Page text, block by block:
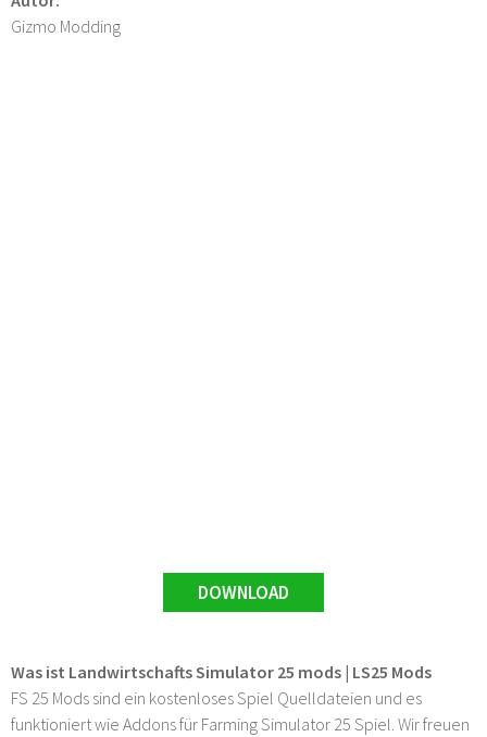
Gizmo Modding
DOWNLOAD
Was ist Landwirtschafts Simulator 25 mods | LS25 Mods
FS 25 Mods sind ein kostenloses Spiel Quelldateien und es
funktioniert wie Addons für Farming Simulator 25 Spiel. Wir freuen